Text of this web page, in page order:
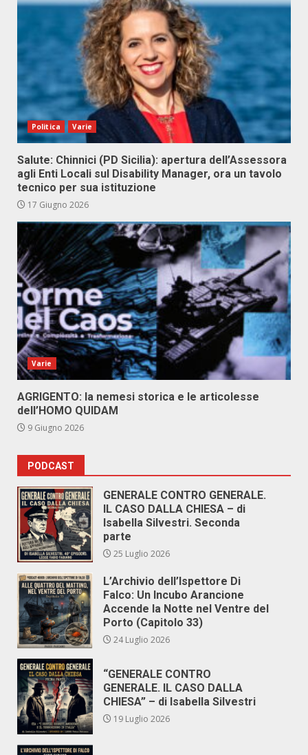
Politica Varie
Salute: Chinnici (PD Sicilia): apertura dell’Assessora
agli Enti Locali sul Disability Manager, ora un tavolo
tecnico per sua istituzione
17 Giugno 2026
Varie
AGRIGENTO: la nemesi storica e le articolesse
dell’HOMO QUIDAM
9 Giugno 2026
PODCAST
GENERALE CONTRO GENERALE.
IL CASO DALLA CHIESA – di
Isabella Silvestri. Seconda
parte
25 Luglio 2026
L’Archivio dell’Ispettore Di
Falco: Un Incubo Arancione
Accende la Notte nel Ventre del
Porto (Capitolo 33)
24 Luglio 2026
“GENERALE CONTRO
GENERALE. IL CASO DALLA
CHIESA” – di Isabella Silvestri
19 Luglio 2026